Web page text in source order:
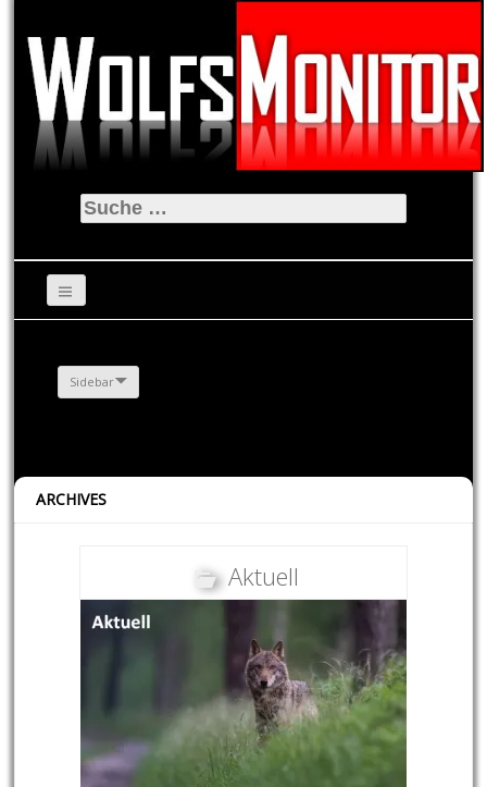
Suche
nach:
Sidebar
ARCHIVES
Aktuell